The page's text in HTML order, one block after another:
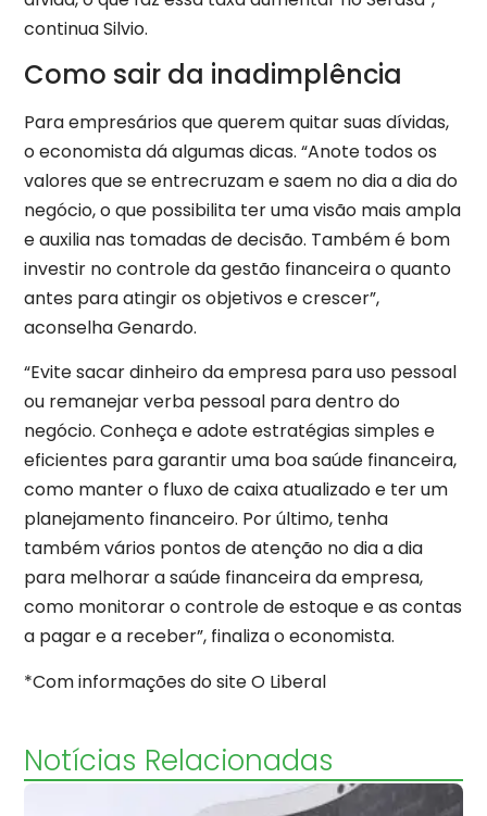
continua Silvio.
Como sair da inadimplência
Para empresários que querem quitar suas dívidas,
o economista dá algumas dicas. “Anote todos os
valores que se entrecruzam e saem no dia a dia do
negócio, o que possibilita ter uma visão mais ampla
e auxilia nas tomadas de decisão. Também é bom
investir no controle da gestão financeira o quanto
antes para atingir os objetivos e crescer”,
aconselha Genardo.
“Evite sacar dinheiro da empresa para uso pessoal
ou remanejar verba pessoal para dentro do
negócio. Conheça e adote estratégias simples e
eficientes para garantir uma boa saúde financeira,
como manter o fluxo de caixa atualizado e ter um
planejamento financeiro. Por último, tenha
também vários pontos de atenção no dia a dia
para melhorar a saúde financeira da empresa,
como monitorar o controle de estoque e as contas
a pagar e a receber”, finaliza o economista.
*Com informações do site O Liberal
Notícias Relacionadas